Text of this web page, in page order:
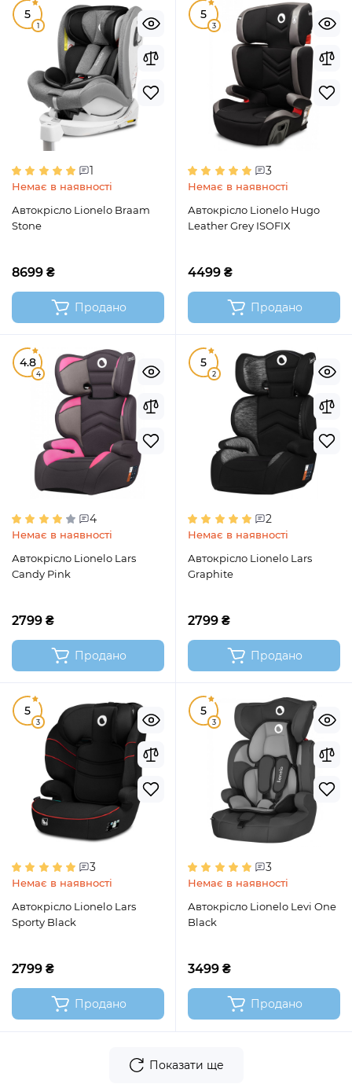
5
1
1
Немає в наявності
Автокрісло Lionelo Braam
Stone
8699 ₴
Продано
5
3
3
Немає в наявності
Автокрісло Lionelo Hugo
Leather Grey ISOFIX
4499 ₴
Продано
4.8
4
4
Немає в наявності
Автокрісло Lionelo Lars
Candy Pink
2799 ₴
Продано
5
2
2
Немає в наявності
Автокрісло Lionelo Lars
Graphite
2799 ₴
Продано
5
3
3
Немає в наявності
Автокрісло Lionelo Lars
Sporty Black
2799 ₴
Продано
5
3
3
Немає в наявності
Автокрісло Lionelo Levi One
Black
3499 ₴
Продано
Показати ще